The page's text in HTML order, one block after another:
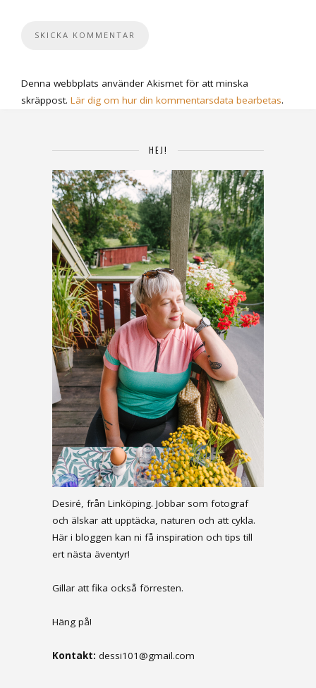
Denna webbplats använder Akismet för att minska
skräppost. Lär dig om hur din kommentarsdata bearbetas.
HEJ!
Desiré, från Linköping. Jobbar som fotograf
och älskar att upptäcka, naturen och att cykla.
Här i bloggen kan ni få inspiration och tips till
ert nästa äventyr!
Gillar att fika också förresten.
Häng på!
Kontakt: dessi101@gmail.com